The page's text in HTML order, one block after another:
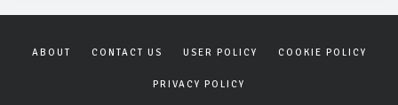
ABOUT CONTACT US USER POLICY COOKIE POLICY
PRIVACY POLICY